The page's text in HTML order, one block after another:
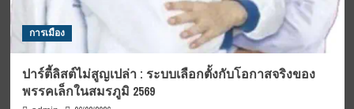
การเมือง
ปาร์ตี้ลิสต์ไม่สูญเปล่า : ระบบเลือกตั้งกับโอกาสจริงของ
พรรคเล็กในสมรภูมิ 2569